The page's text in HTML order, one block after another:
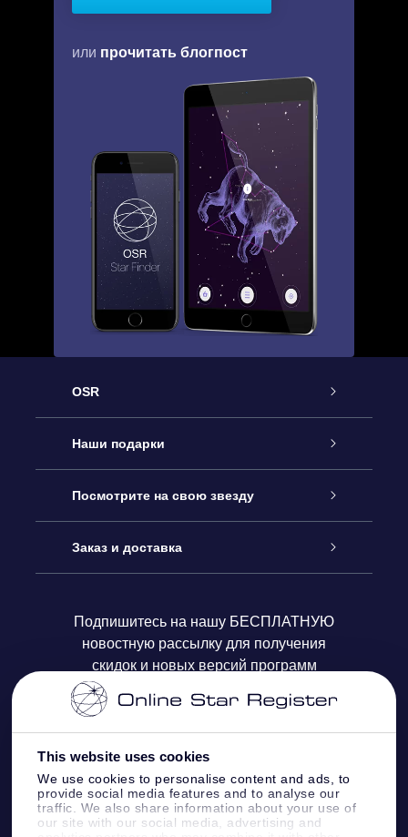
This website uses cookies
We use cookies to personalise content and ads, to
provide social media features and to analyse our
traffic. We also share information about your use of
our site with our social media, advertising and
или прочитать блогпост
OSR
Обслуживание
Как с нами связаться
Блог
Отзывы
Наши подарки
Онлайн подарок Online Star Gift
Подарочный набор OSR
Подарочная карта OSR
Корпоративные подарки
Посмотрите на свою звезду
Звездный реестр
Персонализированная страница Star Page
One Million Stars
OSR Starsaver
VR-приложение Fly me to the stars
Заказ и доставка
Платежная информация
Информация по доставке
Политика возврата
Созвездиях
Подпишитесь на нашу БЕСПЛАТНУЮ
новостную рассылку для получения
скидок и новых версий программ